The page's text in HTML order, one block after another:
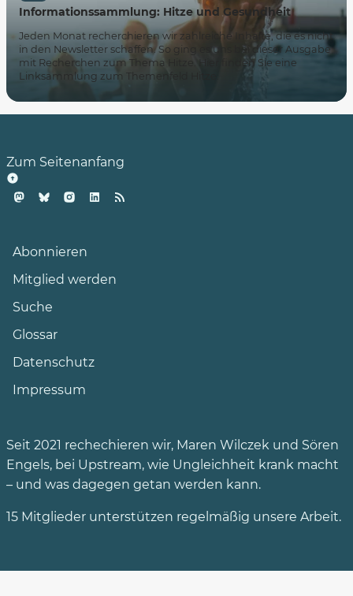
Informationssammlung: Hitze und Gesundheit
Jeden Monat recherchieren wir zahlreiche Inhalte, die es nicht
in den Newsletter schaffen. So ging es uns bei dieser Ausgabe
mit Recherchen zum Thema Hitze. Hier finden Sie eine
Linksammlung zum Themenfeld Hitze.
Zum Seitenanfang
Abonnieren
Mitglied werden
Suche
Glossar
Datenschutz
Impressum
Seit 2021 rechechieren wir, Maren Wilczek und Sören
Engels, bei Upstream, wie Ungleichheit krank macht
– und was dagegen getan werden kann.
15 Mitglieder unterstützen regelmäßig unsere Arbeit.